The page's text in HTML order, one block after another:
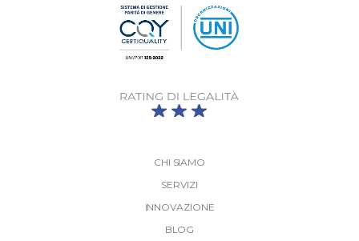
CHI SIAMO
SERVIZI
INNOVAZIONE
BLOG